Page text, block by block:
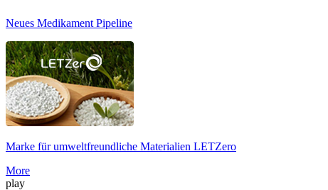
Neues Medikament Pipeline
Marke für umweltfreundliche Materialien LETZero
More
play